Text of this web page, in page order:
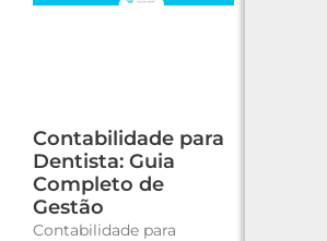
Contabilidade para
Dentista: Guia
Completo de
Gestão
Contabilidade para